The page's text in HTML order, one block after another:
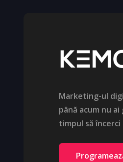
Marketing-ul
până acum nu
timpul să